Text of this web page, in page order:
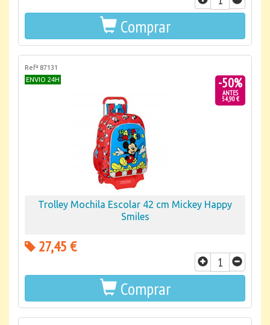
Comprar
Refª 87131
ENVIO 24H
-50%
ANTES
54,90 €
Trolley Mochila Escolar 42 cm Mickey Happy
Smiles
27,45 €
Comprar